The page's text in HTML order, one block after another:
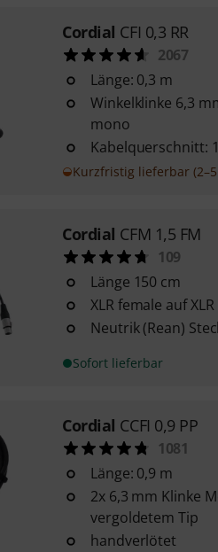
Cordial CFI 0,3 RR
2067
Länge: 0,3 m
Winkelklinke 6,3
mono
Kabelquerschnitt:
Kurzfristig lieferbar (2–5
Cordial CFM 1,5 FM
109
Länge 150 cm
XLR female auf
Neutrik (Rean)
Sofort lieferbar
Cordial CCFI 0,9 PP
1081
Länge: 0,9 m
2x 6,3 mm Klinke
vergoldetem Tip
handverlötet